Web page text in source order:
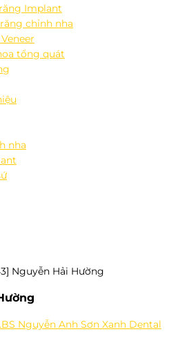
Implant
chỉnh nha
tổng quát
nha
Nguyễn Hải Hường
Nguyễn Anh Sơn Xanh Dental